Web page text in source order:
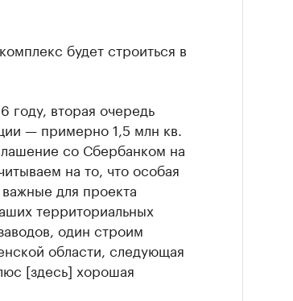
будет строиться в
вторая очередь
— примерно 1,5 млн кв.
со Сбербанком на
на то, что особая
для проекта
территориальных
один строим
области, следующая
[здесь] хорошая